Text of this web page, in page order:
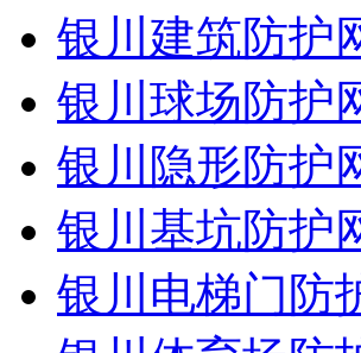
银川建筑防护
银川球场防护
银川隐形防护
银川基坑防护
银川电梯门防